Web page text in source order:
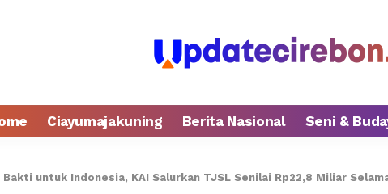
Ciayumajakuning Berita Nasional Seni &
Bakti untuk Indonesia, KAI Salurkan TJSL Senilai Rp22,8 Miliar Selama 2024 Untuk Mendukung Keberlanjutan dan